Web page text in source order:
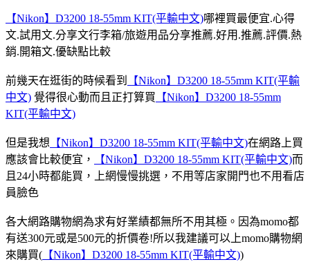
【Nikon】D3200 18-55mm KIT(平輸中文)哪裡買最便宜.心得
文.試用文.分享文行李箱/旅遊用品分享推薦.好用.推薦.評價.熱
銷.開箱文.優缺點比較
前幾天在逛街的時候看到
【Nikon】D3200 18-55mm KIT(平輸
中文) 覺得很心動而且正打算買 【Nikon】D3200 18-55mm
KIT(平輸中文)
但是我想 【Nikon】D3200 18-55mm KIT(平輸中文)在網路上買
應該會比較便宜，
【Nikon】D3200 18-55mm KIT(平輸中文)而
且24小時都能買，上網慢慢挑選，不用等店家開門也不用看店
員臉色
各大網路購物網為求有好業績都無所不用其極。因為momo都
有送300元或是500元的折價卷!所以我建議可以上momo購物網
來購買( 【Nikon】D3200 18-55mm KIT(平輸中文))